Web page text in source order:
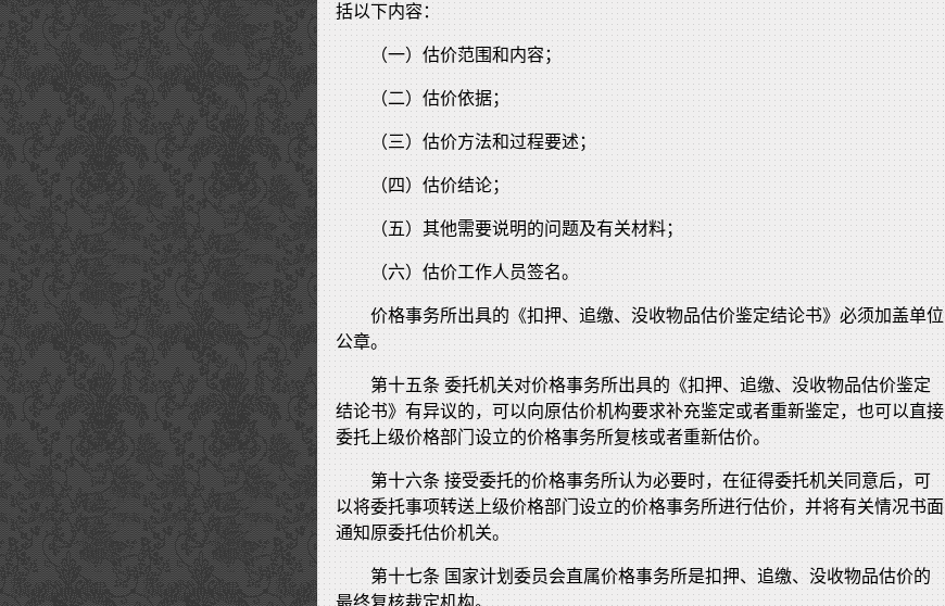
括以下内容：
（一）估价范围和内容；
（二）估价依据；
（三）估价方法和过程要述；
（四）估价结论；
（五）其他需要说明的问题及有关材料；
（六）估价工作人员签名。
价格事务所出具的《扣押、追缴、没收物品估价鉴定结论书》必须加盖单位
公章。
第十五条 委托机关对价格事务所出具的《扣押、追缴、没收物品估价鉴定
结论书》有异议的，可以向原估价机构要求补充鉴定或者重新鉴定，也可以直接
委托上级价格部门设立的价格事务所复核或者重新估价。
第十六条 接受委托的价格事务所认为必要时，在征得委托机关同意后，可
以将委托事项转送上级价格部门设立的价格事务所进行估价，并将有关情况书面
通知原委托估价机关。
第十七条 国家计划委员会直属价格事务所是扣押、追缴、没收物品估价的
最终复核裁定机构。